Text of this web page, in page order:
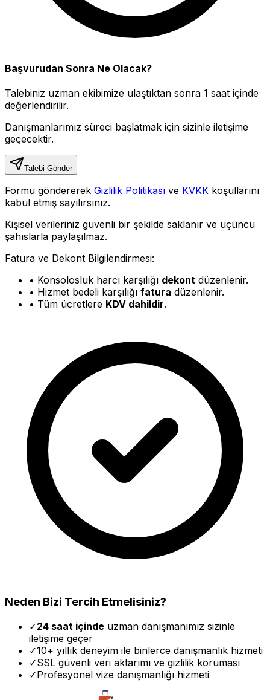
Başvurudan Sonra Ne Olacak?
Talebiniz uzman ekibimize ulaştıktan sonra 1 saat içinde
değerlendirilir.
Danışmanlarımız süreci başlatmak için sizinle iletişime
geçecektir.
Talebi Gönder
Formu göndererek Gizlilik Politikası ve KVKK koşullarını
kabul etmiş sayılırsınız.
Kişisel verileriniz güvenli bir şekilde saklanır ve üçüncü
şahıslarla paylaşılmaz.
Fatura ve Dekont Bilgilendirmesi:
• Konsolosluk harcı karşılığı dekont düzenlenir.
• Hizmet bedeli karşılığı fatura düzenlenir.
• Tüm ücretlere KDV dahildir.
Neden Bizi Tercih Etmelisiniz?
✓24 saat içinde uzman danışmanımız sizinle
iletişime geçer
✓10+ yıllık deneyim ile binlerce danışmanlık hizmeti
✓SSL güvenli veri aktarımı ve gizlilik koruması
✓Profesyonel vize danışmanlığı hizmeti